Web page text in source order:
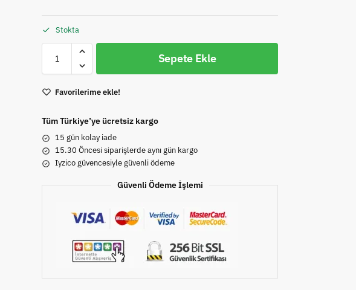
Stokta
Sepete Ekle
Favorilerime ekle!
Tüm Türkiye’ye ücretsiz kargo
15 gün kolay iade
15.30 Öncesi siparişlerde aynı gün kargo
Iyzico güvencesiyle güvenli ödeme
Güvenli Ödeme İşlemi